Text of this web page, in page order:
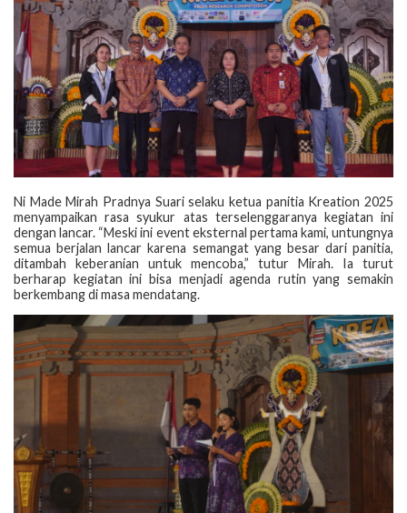
Ni Made Mirah Pradnya Suari selaku ketua panitia Kreation 2025
menyampaikan rasa syukur atas terselenggaranya kegiatan ini
dengan lancar. “Meski ini event eksternal pertama kami, untungnya
semua berjalan lancar karena semangat yang besar dari panitia,
ditambah keberanian untuk mencoba,” tutur Mirah. Ia turut
berharap kegiatan ini bisa menjadi agenda rutin yang semakin
berkembang di masa mendatang.